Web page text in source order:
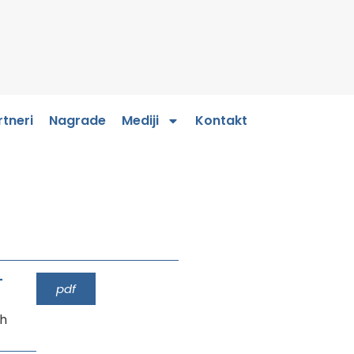
Nagrade Mediji
Kontakt
pdf